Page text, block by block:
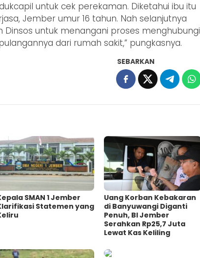
untuk cek perekaman. Diketahui ibu itu
Jember umur 16 tahun. Nah selanjutnya
Dinsos untuk menangani proses menghubungi
dari rumah sakit,” pungkasnya.
SEBARKAN
SMAN 1 Jember
Statemen yang
Uang Korban Kebakaran
di Banyuwangi Diganti
Penuh, BI Jember
Serahkan Rp25,7 Juta
Lewat Kas Keliling